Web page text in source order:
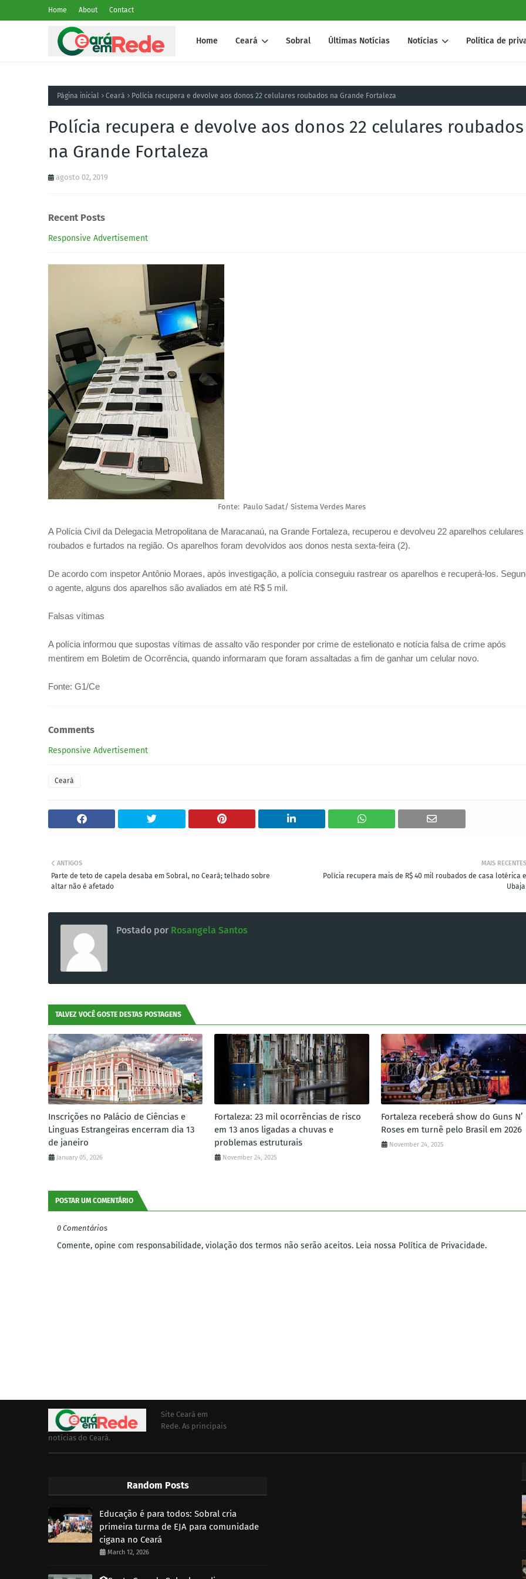
Home About Contact
Home Ceará Sobral Últimas Notícias Notícias Política de
Página inicial Ceará Polícia recupera e devolve aos donos 22 celulares roubados na Grande Fortaleza
Polícia recupera e devolve aos donos 22 celulares roubados
na Grande Fortaleza
agosto 02, 2019
Recent Posts
Responsive Advertisement
Fonte: Paulo Sadat/ Sistema Verdes Mares
A Polícia Civil da Delegacia Metropolitana de Maracanaú, na Grande Fortaleza, recuperou e devolveu 22 aparelhos celulares
roubados e furtados na região. Os aparelhos foram devolvidos aos donos nesta sexta-feira (2).
De acordo com inspetor Antônio Moraes, após investigação, a polícia conseguiu rastrear os aparelhos e recuperá-los.
o agente, alguns dos aparelhos são avaliados em até R$ 5 mil.
Falsas vítimas
A polícia informou que supostas vítimas de assalto vão responder por crime de estelionato e notícia falsa de crime após
mentirem em Boletim de Ocorrência, quando informaram que foram assaltadas a fim de ganhar um celular novo.
Fonte: G1/Ce
Comments
Responsive Advertisement
Ceará
MAIS RECENTES
Polícia recupera mais de R$ 40 mil roubados de casa lotérica
ANTIGOS
Parte de teto de capela desaba em Sobral, no Ceará; telhado sobre
altar não é afetado
Postado por Rosangela Santos
TALVEZ VOCÊ GOSTE DESTAS POSTAGENS
Inscrições no Palácio de Ciências e
Linguas Estrangeiras encerram dia 13
de janeiro
January 05, 2026
Fortaleza: 23 mil ocorrências de risco
em 13 anos ligadas a chuvas e
problemas estruturais
November 24, 2025
Fortaleza receberá show do Guns N’
Roses em turnê pelo Brasil em 2026
November 24, 2025
POSTAR UM COMENTÁRIO
0 Comentários
Comente, opine com responsabilidade, violação dos termos não serão aceitos. Leia nossa Política de Privacidade.
Site Ceará em
Rede. As principais
notícias do Ceará.
Random Posts
Educação é para todos: Sobral cria
primeira turma de EJA para comunidade
cigana no Ceará
March 12, 2026